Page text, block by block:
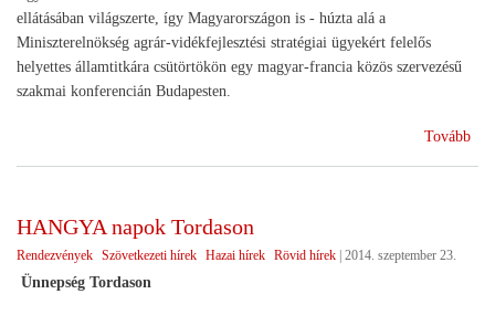
ellátásában világszerte, így Magyarországon is - húzta alá a
Miniszterelnökség agrár-vidékfejlesztési stratégiai ügyekért felelős
helyettes államtitkára csütörtökön egy magyar-francia közös szervezésű
szakmai konferencián Budapesten.
Tovább
HANGYA napok Tordason
Rendezvények Szövetkezeti hírek Hazai hírek Rövid hírek | 2014. szeptember 23.
Ünnepség Tordason